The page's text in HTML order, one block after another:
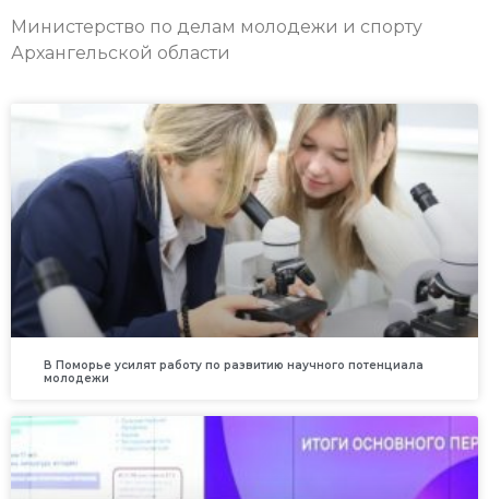
Министерство по делам молодежи и спорту
Архангельской области
В Поморье усилят работу по развитию научного потенциала
молодежи